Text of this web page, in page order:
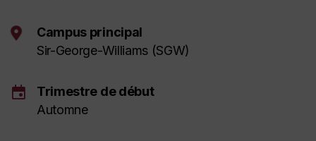
Campus principal
Sir-George-Williams (SGW)
event
Trimestre de début
Automne